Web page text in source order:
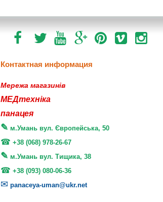
Контактная информация
Мережа магазинів
МЕДтехніка
панацея
м.Умань вул. Європейська, 50
+38 (068) 978-26-67
м.Умань вул. Тищика, 38
+38 (093) 080-06-36
panaceya-uman@ukr.net